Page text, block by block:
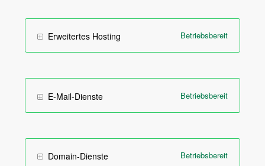
Erweitertes Hosting Betriebsbereit
E-Mail-Dienste Betriebsbereit
Domain-Dienste Betriebsbereit